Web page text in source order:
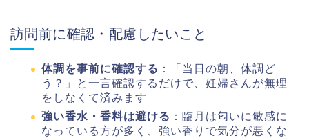
訪問前に確認・配慮したいこと
体調を事前に確認する ：「当日の朝、体調ど
う？」と一言確認するだけで、妊婦さんが無理
をしなくて済みます
強い香水・香料は避ける ：臨月は匂いに敏感に
なっている方が多く、強い香りで気分が悪くな